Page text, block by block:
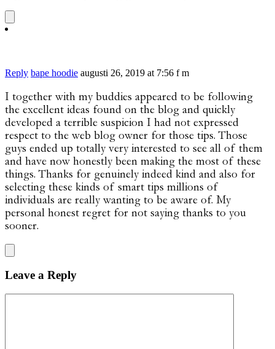
Reply bape hoodie augusti 26, 2019 at 7:56 f m
I together with my buddies appeared to be following
the excellent ideas found on the blog and quickly
developed a terrible suspicion I had not expressed
respect to the web blog owner for those tips. Those
guys ended up totally very interested to see all of them
and have now honestly been making the most of these
things. Thanks for genuinely indeed kind and also for
selecting these kinds of smart tips millions of
individuals are really wanting to be aware of. My
personal honest regret for not saying thanks to you
sooner.
Leave a Reply